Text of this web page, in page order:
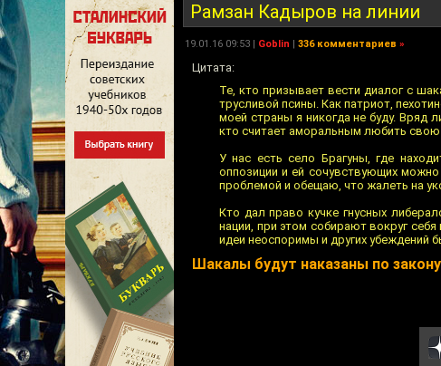
Рамзан Кадыров на линии
19.01.16 09:53 | Goblin | 336 комментариев »
Цитата:
Те, кто призывает вести диалог с
трусливой псины. Как патриот,
моей страны я никогда не буду. Вряд
кто считает аморальным любить свою
У нас есть село Брагуны, где
оппозиции и ей сочувствующих
проблемой и обещаю, что жалеть на
Кто дал право кучке гнусных
нации, при этом собирают вокруг
идеи неоспоримы и других убеждений
Шакалы будут наказаны по